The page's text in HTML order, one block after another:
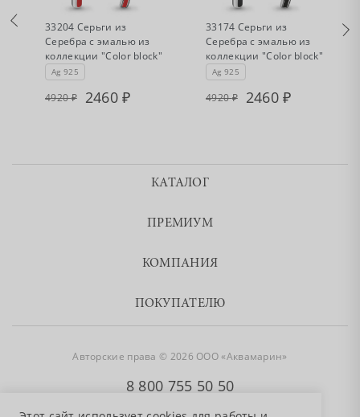
Есть в наличии
33204 Серьги из
Серебра с эмалью из
коллекции "Color block"
Ag 925
4920 2460
Есть в наличии
33174 Серьги из
Серебра с эмалью из
коллекции "Color block"
Ag 925
4920 2460
КАТАЛОГ
ПРЕМИУМ
КОМПАНИЯ
ПОКУПАТЕЛЮ
Авторские права © 2026 ООО «Аквамарин»
8 800 755 50 50